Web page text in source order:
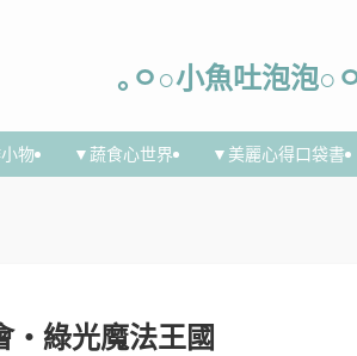
｡ㅇ○小魚吐泡泡○
物 ▼蔬食心世界 ▼美麗心得口袋書
‧綠光魔法王國